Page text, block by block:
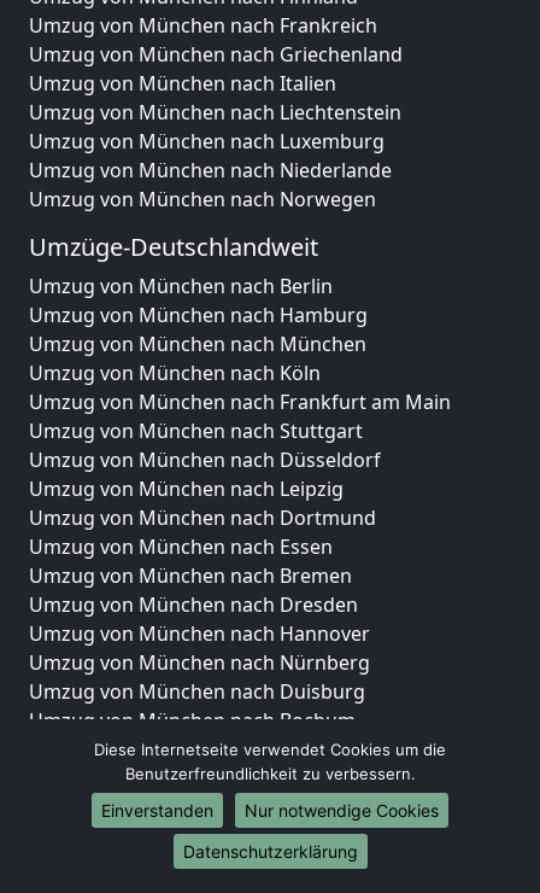
Umzug von München nach Frankreich
Umzug von München nach Griechenland
Umzug von München nach Italien
Umzug von München nach Liechtenstein
Umzug von München nach Luxemburg
Umzug von München nach Niederlande
Umzug von München nach Norwegen
Umzüge-Deutschlandweit
Umzug von München nach Berlin
Umzug von München nach Hamburg
Umzug von München nach München
Umzug von München nach Köln
Umzug von München nach Frankfurt am Main
Umzug von München nach Stuttgart
Umzug von München nach Düsseldorf
Umzug von München nach Leipzig
Umzug von München nach Dortmund
Umzug von München nach Essen
Umzug von München nach Bremen
Umzug von München nach Dresden
Umzug von München nach Hannover
Umzug von München nach Nürnberg
Umzug von München nach Duisburg
Umzug von München nach Bochum
Umzug von München nach Wuppertal
Umzug von München nach Bielefeld
Umzug von München nach Bonn
Umzug von München nach Münster
Diese Internetseite verwendet Cookies um die
Benutzerfreundlichkeit zu verbessern.
Einverstanden
Nur notwendige Cookies
Datenschutzerklärung